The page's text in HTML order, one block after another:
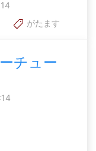
がたます
チュー